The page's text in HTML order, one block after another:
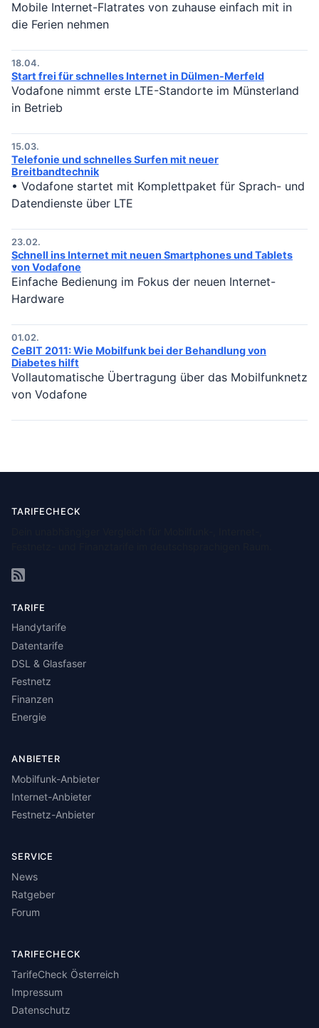
Mobile Internet-Flatrates von zuhause einfach mit in
die Ferien nehmen
18.04.
Start frei für schnelles Internet in Dülmen-Merfeld
Vodafone nimmt erste LTE-Standorte im Münsterland
in Betrieb
15.03.
Telefonie und schnelles Surfen mit neuer
Breitbandtechnik
• Vodafone startet mit Komplettpaket für Sprach- und
Datendienste über LTE
23.02.
Schnell ins Internet mit neuen Smartphones und Tablets
von Vodafone
Einfache Bedienung im Fokus der neuen Internet-
Hardware
01.02.
CeBIT 2011: Wie Mobilfunk bei der Behandlung von
Diabetes hilft
Vollautomatische Übertragung über das Mobilfunknetz
von Vodafone
TARIFECHECK
TARIFE
Handytarife
Datentarife
DSL & Glasfaser
Festnetz
Finanzen
Energie
ANBIETER
Mobilfunk-Anbieter
Internet-Anbieter
Festnetz-Anbieter
SERVICE
News
Ratgeber
Forum
TARIFECHECK
TarifeCheck Österreich
Impressum
Datenschutz